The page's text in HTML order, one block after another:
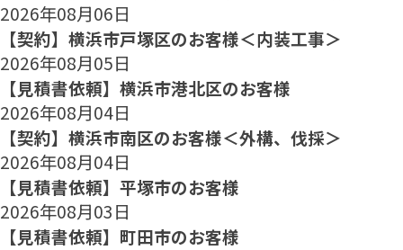
2026年08月06日
【契約】横浜市戸塚区のお客様＜内装工事＞
2026年08月05日
【見積書依頼】横浜市港北区のお客様
2026年08月04日
【契約】横浜市南区のお客様＜外構、伐採＞
2026年08月04日
【見積書依頼】平塚市のお客様
2026年08月03日
【見積書依頼】町田市のお客様